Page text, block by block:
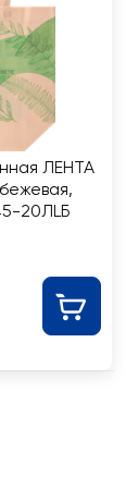
ЛЕНТА
20ЛLБ